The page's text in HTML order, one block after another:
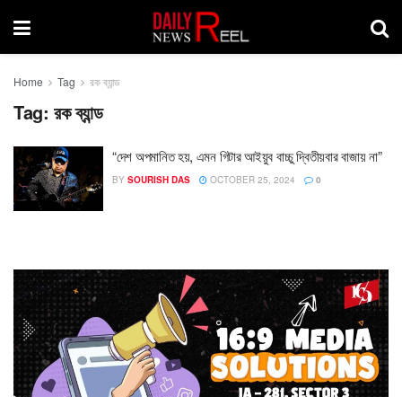
Home Tag রক ব্যান্ড
Tag: রক ব্যান্ড
“দেশ অপমানিত হয়, এমন গিটার আইয়ুব বাচ্চু দ্বিতীয়বার বাজায় না”
BY SOURISH DAS OCTOBER 25, 2024 0